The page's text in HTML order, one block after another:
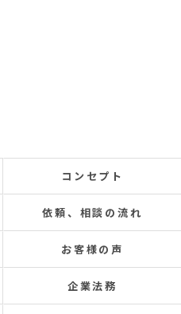
コンセプト
依頼、相談の流れ
お客様の声
企業法務